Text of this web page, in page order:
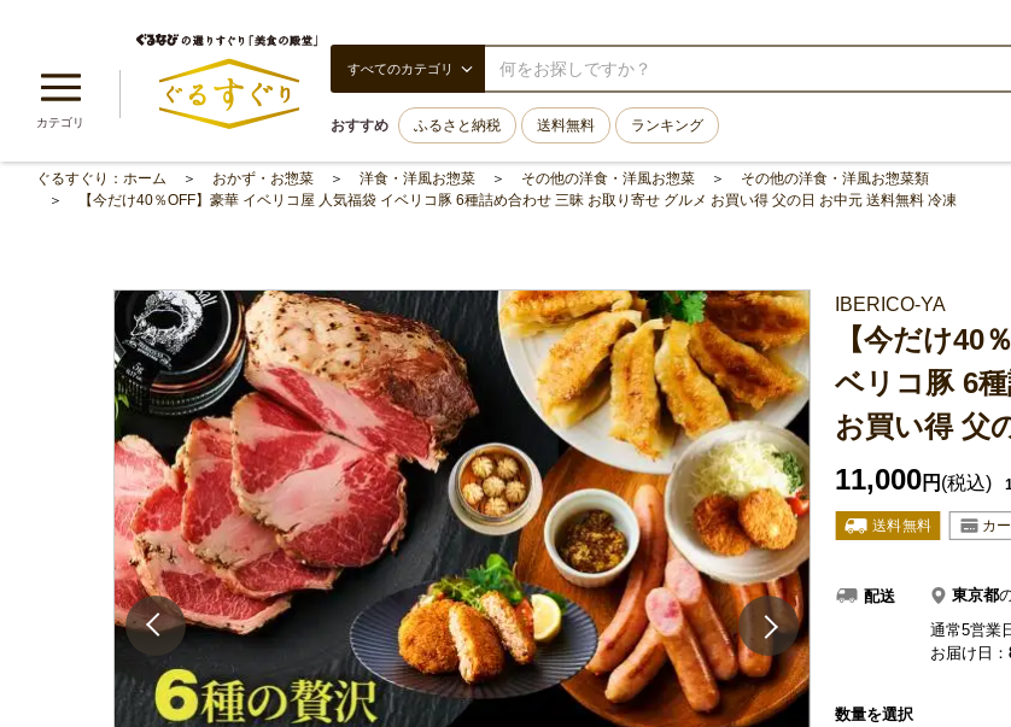
カテゴリ
すべてのカテゴリ
おすすめ ふるさと納税 送料無料 ランキング
ぐるすぐり：ホーム おかず・お惣菜 洋食・洋風お惣菜 その他の洋食・洋風お惣菜
その他の洋食・洋風お惣菜類
【今だけ40％OFF】豪華 イベリコ屋 人気福袋 イベリコ豚 6種詰め合わせ 三昧 お取り寄せ グルメ お買い得 父の日 お中元 送料無料 冷凍
IBERICO-YA
【今だけ40
ベリコ豚 6
お買い得 父
11,000円 (税込)
配送 東京都
通常5営業
お届け日：
数量を選択